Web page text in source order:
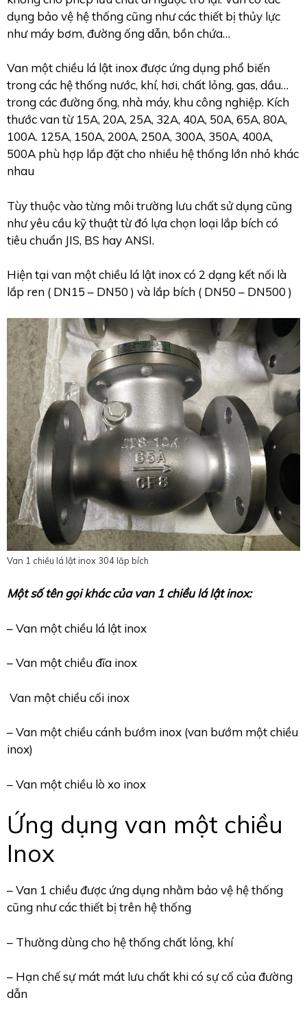
dụng bảo vệ hệ thống cũng như các thiết bị thủy lực
như máy bơm, đường ống dẫn, bồn chứa…
Van một chiều lá lật inox được ứng dụng phổ biến
trong các hệ thống nước, khí, hơi, chất lỏng, gas, dầu…
trong các đường ống, nhà máy, khu công nghiệp. Kích
thước van từ 15A, 20A, 25A, 32A, 40A, 50A, 65A, 80A,
100A. 125A, 150A, 200A, 250A, 300A, 350A, 400A,
500A phù hợp lắp đặt cho nhiều hệ thống lớn nhỏ khác
nhau
Tùy thuộc vào từng môi trường lưu chất sử dụng cũng
như yêu cầu kỹ thuật từ đó lựa chọn loại lắp bích có
tiêu chuẩn JIS, BS hay ANSI.
Hiện tại van một chiều lá lật inox có 2 dạng kết nối là
lắp ren ( DN15 – DN50 ) và lắp bích ( DN50 – DN500 )
Van 1 chiều lá lật inox 304 lăp bích
Một số tên gọi khác của van 1 chiều lá lật inox:
– Van một chiều lá lật inox
– Van một chiều đĩa inox
Van một chiều cối inox
– Van một chiều cánh bướm inox (van bướm một chiều
inox)
– Van một chiều lò xo inox
Ứng dụng van một chiều
Inox
– Van 1 chiều được ứng dụng nhằm bảo vệ hệ thống
cũng như các thiết bị trên hệ thống
– Thường dùng cho hệ thống chất lỏng, khí
– Hạn chế sự mát mát lưu chất khi có sự cố của đường
dẫn